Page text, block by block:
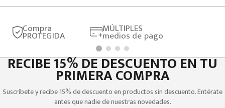
Compra
PROTEGIDA
MÚLTIPLES
medios de pago
RECIBE 15% DE DESCUENTO EN TU
PRIMERA COMPRA
Suscríbete y recibe 15% de descuento en productos sin descuento. Entérate
antes que nadie de nuestras novedades.